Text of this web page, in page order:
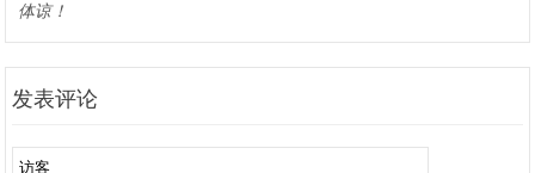
体谅！
发表评论